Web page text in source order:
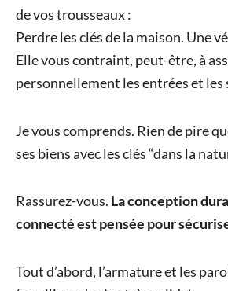
de vos trousseaux :
Perdre les clés de la maison. Une
Elle vous contraint, peut-être, à
personnellement les entrées et les
Je vous comprends. Rien de pire
ses biens avec les clés “dans la
Rassurez-vous. La conception
connecté est pensée pour
Tout d’abord, l’armature et les